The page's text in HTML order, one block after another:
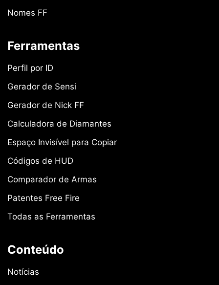
Nomes FF
Ferramentas
Perfil por ID
Gerador de Sensi
Gerador de Nick FF
Calculadora de Diamantes
Espaço Invisível para Copiar
Códigos de HUD
Comparador de Armas
Patentes Free Fire
Todas as Ferramentas
Conteúdo
Notícias